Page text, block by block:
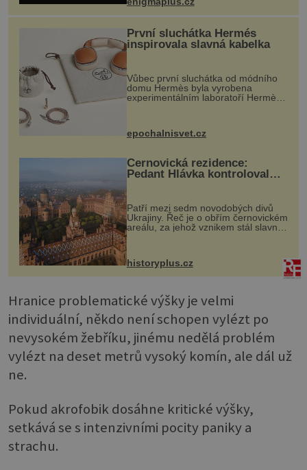
...
První sluchátka Hermés
inspirovala slavná kabelka
Vůbec první sluchátka od módního
domu Hermès byla vyrobena
experimentálním laboratoří Hermès
kovový...
epochalnisvet.cz
Černovická rezidence:
Pedant Hlávka kontroloval
Patří mezi sedm novodobých divů
Ukrajiny. Řeč je o obřím černovickém
areálu, za jehož vznikem stál slavný
český architekt Josef Hlávka. Ten si
na něm dal mimořádně záležet. Jeho
historyplus.cz
Hranice problematické výšky je velmi
individuální, někdo není schopen vylézt po
nevysokém žebříku, jinému nedělá problém
vylézt na deset metrů vysoký komín, ale dál už
ne.
Pokud akrofobik dosáhne kritické výšky,
setkává se s intenzivními pocity paniky a
strachu.